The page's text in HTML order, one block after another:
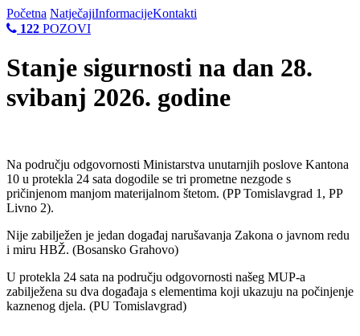
Početna NatječajiInformacijeKontakti
122 POZOVI
Stanje sigurnosti na dan 28.
svibanj 2026. godine
Na području odgovornosti Ministarstva unutarnjih poslove Kantona
10 u protekla 24 sata dogodile se tri prometne nezgode s
pričinjenom manjom materijalnom štetom. (PP Tomislavgrad 1, PP
Livno 2).
Nije zabilježen je jedan događaj narušavanja Zakona o javnom redu
i miru HBŽ. (Bosansko Grahovo)
U protekla 24 sata na području odgovornosti našeg MUP-a
zabilježena su dva događaja s elementima koji ukazuju na počinjenje
kaznenog djela. (PU Tomislavgrad)